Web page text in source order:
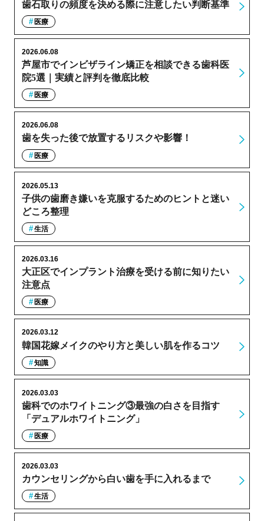
歯石取りの頻度を決める際に注意したい判断基準
医療
芦屋市でインビザライン矯正を相談できる歯科医
院5選｜実績と評判を徹底比較
2026.06.08
医療
歯を失った後で放置するリスクや影響！
2026.06.08
医療
子供の歯磨き嫌いを克服するためのヒントと迷い
どころ整理
2026.05.13
生活
大正区でインプラント治療を受ける前に知りたい
注意点
2026.03.16
医療
韓国花嫁メイクのやり方と美しい肌を作るコツ
2026.03.12
知識
歯科でのホワイトニング③最強の白さを目指す
「デュアルホワイトニング」
2026.03.03
医療
カウンセリングから白い歯を手に入れるまで
2026.03.03
生活